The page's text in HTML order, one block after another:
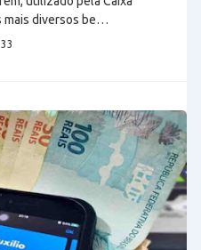
mais diversos be…